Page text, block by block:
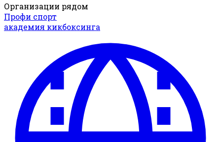
Организации рядом
Профи спорт
академия кикбоксинга